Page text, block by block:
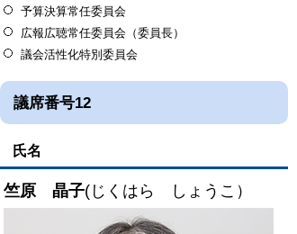
予算決算常任委員会
広報広聴常任委員会（委員長）
議会活性化特別委員会
議席番号12
氏名
竺原 晶子(じくはら しょうこ）